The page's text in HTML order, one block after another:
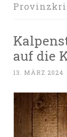
auf die
13. MÄRZ 2024